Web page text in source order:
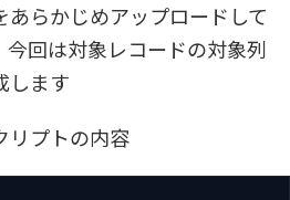
らかじめアップロードして
今回は対象レコードの対象列
します
リプトの内容